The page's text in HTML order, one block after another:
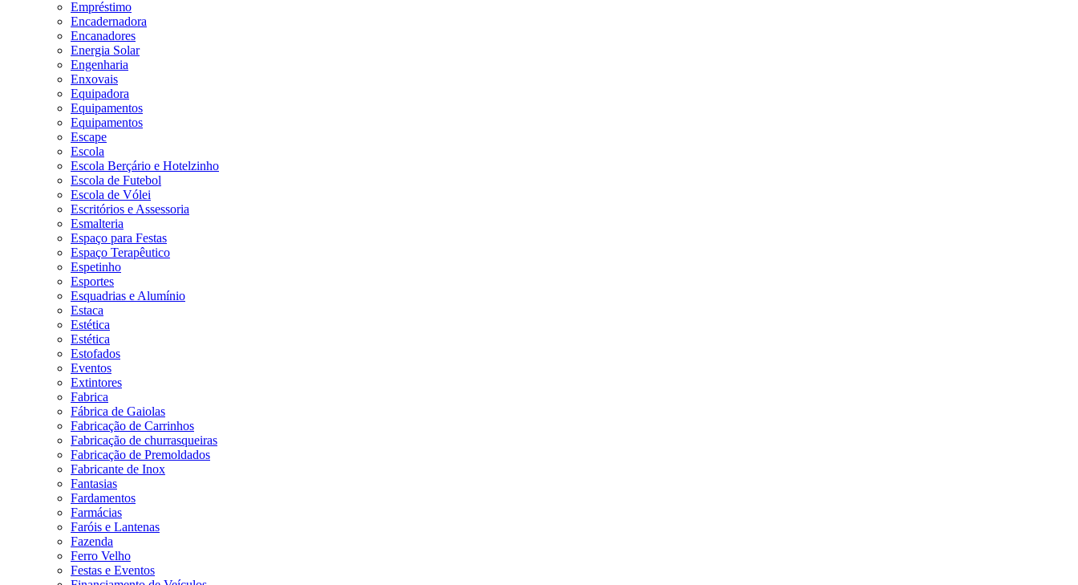
Empréstimo
Encadernadora
Encanadores
Energia Solar
Engenharia
Enxovais
Equipadora
Equipamentos
Equipamentos
Escape
Escola
Escola Berçário e Hotelzinho
Escola de Futebol
Escola de Vólei
Escritórios e Assessoria
Esmalteria
Espaço para Festas
Espaço Terapêutico
Espetinho
Esportes
Esquadrias e Alumínio
Estaca
Estética
Estética
Estofados
Eventos
Extintores
Fabrica
Fábrica de Gaiolas
Fabricação de Carrinhos
Fabricação de churrasqueiras
Fabricação de Premoldados
Fabricante de Inox
Fantasias
Fardamentos
Farmácias
Faróis e Lantenas
Fazenda
Ferro Velho
Festas e Eventos